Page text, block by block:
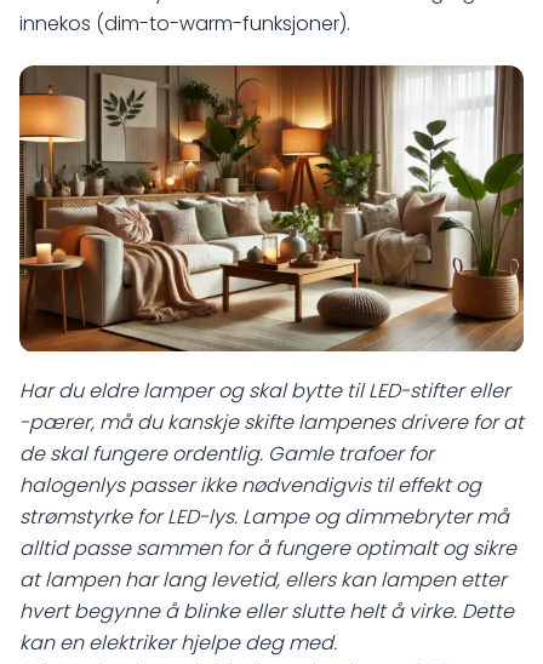
innekos (dim-to-warm-funksjoner).
Har du eldre lamper og skal bytte til LED-stifter eller
-pærer, må du kanskje skifte lampenes drivere for at
de skal fungere ordentlig. Gamle trafoer for
halogenlys passer ikke nødvendigvis til effekt og
strømstyrke for LED-lys. Lampe og dimmebryter må
alltid passe sammen for å fungere optimalt og sikre
at lampen har lang levetid, ellers kan lampen etter
hvert begynne å blinke eller slutte helt å virke. Dette
kan en elektriker hjelpe deg med.